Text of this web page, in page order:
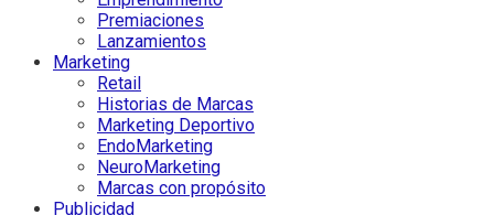
Premiaciones
Lanzamientos
Marketing
Retail
Historias de Marcas
Marketing Deportivo
EndoMarketing
NeuroMarketing
Marcas con propósito
Publicidad